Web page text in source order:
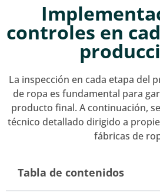
controles en
La inspección en cada etapa del
de ropa es fundamental para
producto final. A continuación,
técnico detallado dirigido a
fábricas de
Tabla de contenidos